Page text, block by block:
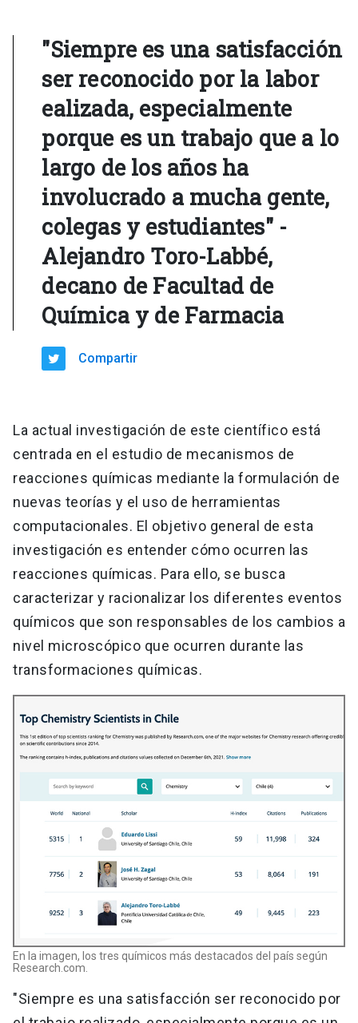
"Siempre es una satisfacción
ser reconocido por la labor
ealizada, especialmente
porque es un trabajo que a lo
largo de los años ha
involucrado a mucha gente,
colegas y estudiantes" -
Alejandro Toro-Labbé,
decano de Facultad de
Química y de Farmacia
Compartir
La actual investigación de este científico está
centrada en el estudio de mecanismos de
reacciones químicas mediante la formulación de
nuevas teorías y el uso de herramientas
computacionales. El objetivo general de esta
investigación es entender cómo ocurren las
reacciones químicas. Para ello, se busca
caracterizar y racionalizar los diferentes eventos
químicos que son responsables de los cambios a
nivel microscópico que ocurren durante las
transformaciones químicas.
En la imagen, los tres químicos más destacados del país según
Research.com.
"Siempre es una satisfacción ser reconocido por